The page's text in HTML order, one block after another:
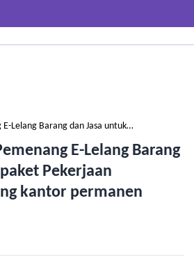
Lelang Barang dan Jasa untuk…
E-Lelang Barang
Pekerjaan
kantor permanen